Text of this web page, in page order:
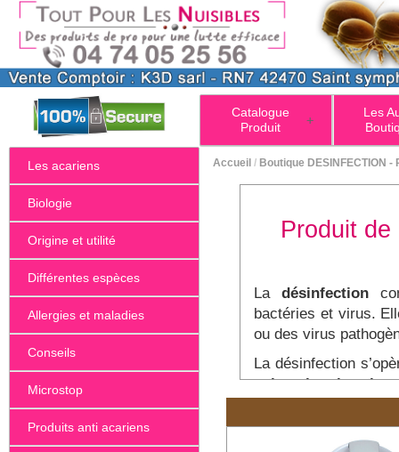
+
Catalogue
Produit
Les
Les acariens
Biologie
Origine et utilité
Différentes espèces
Allergies et maladies
Conseils
Microstop
Produits anti acariens
Accueil / Boutique DESINFECTION -
Produit
La désinfection
bactéries et virus.
ou des virus
La désinfection
etinactiver les
De nombreux